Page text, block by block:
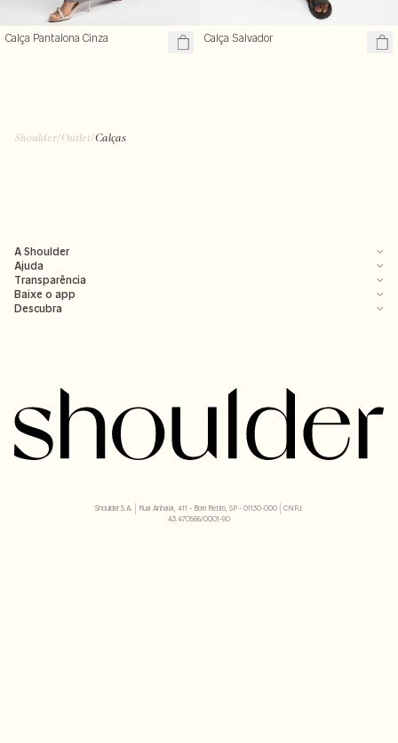
Calça Pantalona Cinza Calça Salvador
Shoulder/Outlet/Calças
A Shoulder
Ajuda
Transparência
Baixe o app
Descubra
Shoulder S.A. | Rua Anhaia, 411 - Bom Retiro, SP - 01130-000 | CNPJ:
43.470566/0001-90